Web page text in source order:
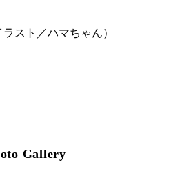
スト／ハマちゃん）
Gallery